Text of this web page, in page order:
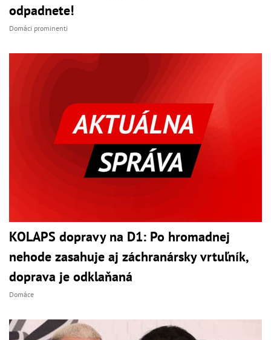
odpadnete!
Domáci prominenti
KOLAPS dopravy na D1: Po hromadnej
nehode zasahuje aj záchranársky vrtuľník,
doprava je odklaňaná
Domáce